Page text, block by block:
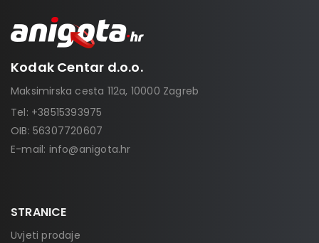
Kodak Centar d.o.o.
Maksimirska cesta 112a, 10000 Zagreb
Tel: +38515393975
OIB: 56307720607
E-mail: info@anigota.hr
STRANICE
Uvjeti prodaje